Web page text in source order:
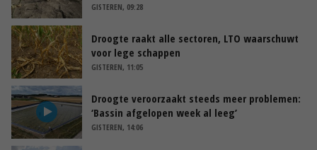
GISTEREN, 09:28
Droogte raakt alle sectoren, LTO waarschuwt
voor lege schappen
GISTEREN, 11:05
Droogte veroorzaakt steeds meer problemen:
‘Bassin afgelopen week al leeg’
GISTEREN, 14:06